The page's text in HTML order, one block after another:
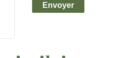
Envoyer